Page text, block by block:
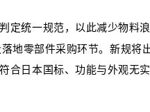
定统一规范，以此减少物料
地零部件采购环节。 新规将
日本国标、功能与外观无